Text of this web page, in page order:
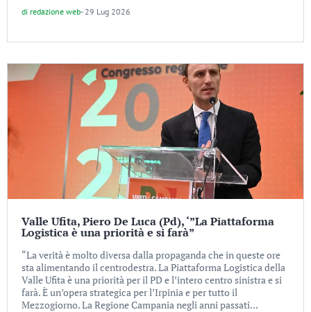
di redazione web- 29 Lug 2026
Valle Ufita, Piero De Luca (Pd), ‘”La Piattaforma
Logistica è una priorità e si farà”
“La verità è molto diversa dalla propaganda che in queste ore
sta alimentando il centrodestra. La Piattaforma Logistica della
Valle Ufita è una priorità per il PD e l’intero centro sinistra e si
farà. È un’opera strategica per l’Irpinia e per tutto il
Mezzogiorno. La Regione Campania negli anni passati...